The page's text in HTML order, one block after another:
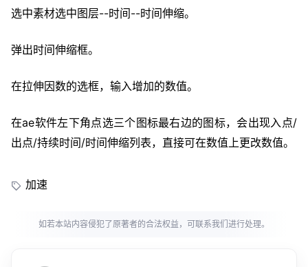
选中素材选中图层--时间--时间伸缩。
弹出时间伸缩框。
在拉伸因数的选框，输入增加的数值。
在ae软件左下角点选三个图标最右边的图标，会出现入点/
出点/持续时间/时间伸缩列表，直接可在数值上更改数值。
加速
如若本站内容侵犯了原著者的合法权益，可联系我们进行处理。